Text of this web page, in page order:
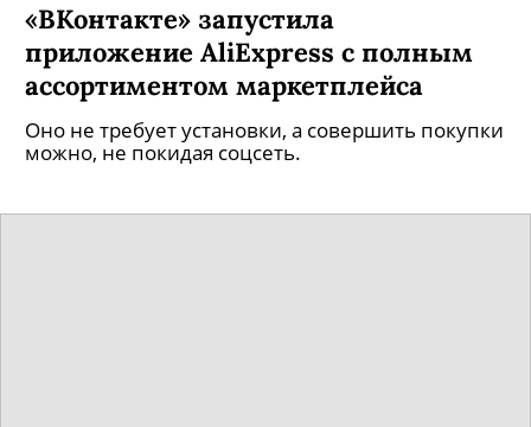
«ВКонтакте» запустила
приложение AliExpress с полным
ассортиментом маркетплейса
Оно не требует установки, а совершить покупки
можно, не покидая соцсеть.